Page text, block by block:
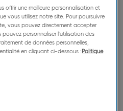
en bons cadeaux
financière par
offrir une meilleure personnalisation et
vous utilisez notre site. Pour poursuivre
vous pouvez directement accepter
pouvez personnaliser l'utilisation des
de données personnelles,
en cliquant ci-dessous : Politique